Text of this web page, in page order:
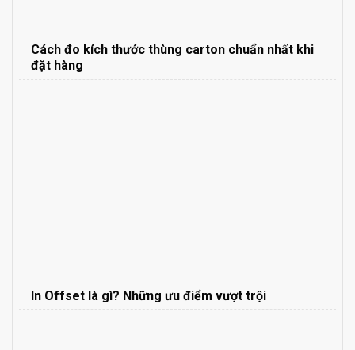
Cách đo kích thước thùng carton chuẩn nhất khi
đặt hàng
In Offset là gì? Những ưu điểm vượt trội